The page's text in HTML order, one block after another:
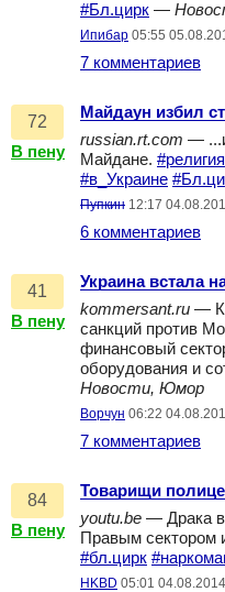
#Бл.цирк —
Ипибар 05:55
7 комментариев
72
В пену
Майдаун избил
russian.rt.com —
Майдане. #религия
#в_Украине
Пупкин 12:17
6 комментариев
41
В пену
Украина встала
kommersant.ru —
санкций против
финансовый
оборудования и
Новости, Юмор
Ворчун 06:22
7 комментариев
84
В пену
Товарищи
youtu.be — Драка
Правым сектором
#бл.цирк
HKBD 05:01 04.08.2014